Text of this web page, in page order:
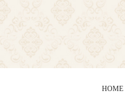
HOME